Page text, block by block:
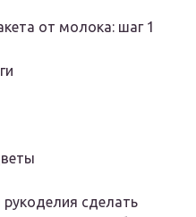
от молока: шаг 1
сделать